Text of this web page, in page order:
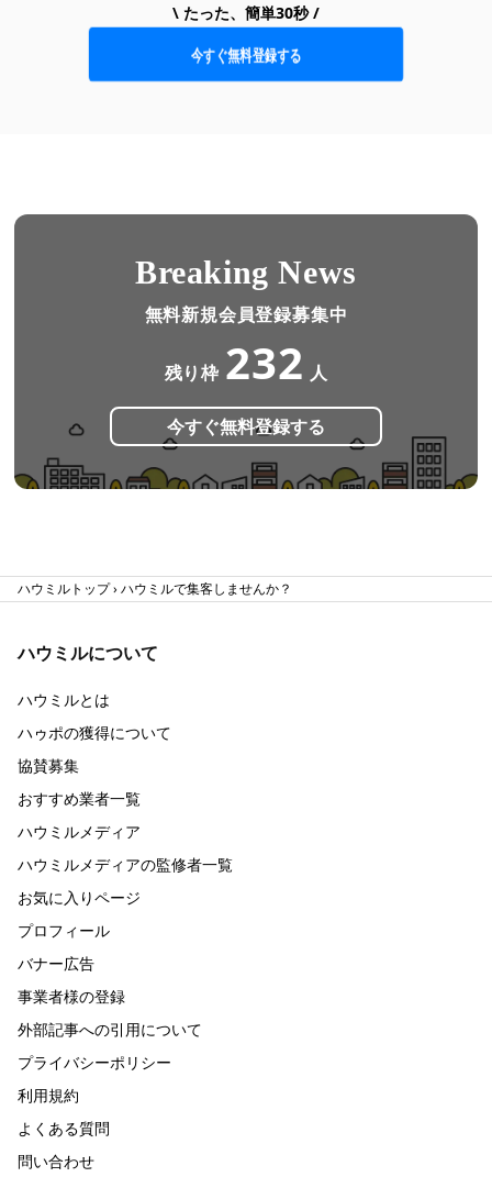
\ たった、簡単30秒 /
今すぐ無料登録する
Breaking News
無料新規会員登録募集中
残り枠 232 人
今すぐ無料登録する
ハウミルトップ ハウミルで集客しませんか？
ハウミルについて
ハウミルとは
ハゥポの獲得について
協賛募集
おすすめ業者一覧
ハウミルメディア
ハウミルメディアの監修者一覧
お気に入りページ
プロフィール
バナー広告
事業者様の登録
外部記事への引用について
プライバシーポリシー
利用規約
よくある質問
問い合わせ